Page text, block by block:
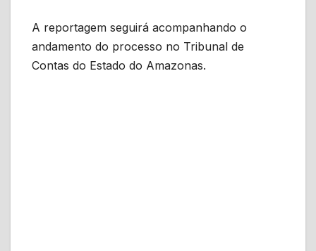
A reportagem seguirá acompanhando o
andamento do processo no Tribunal de
Contas do Estado do Amazonas.